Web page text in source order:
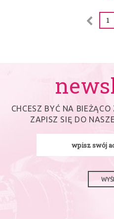
1
CHCESZ BYĆ NA
ZAPISZ SIĘ DO